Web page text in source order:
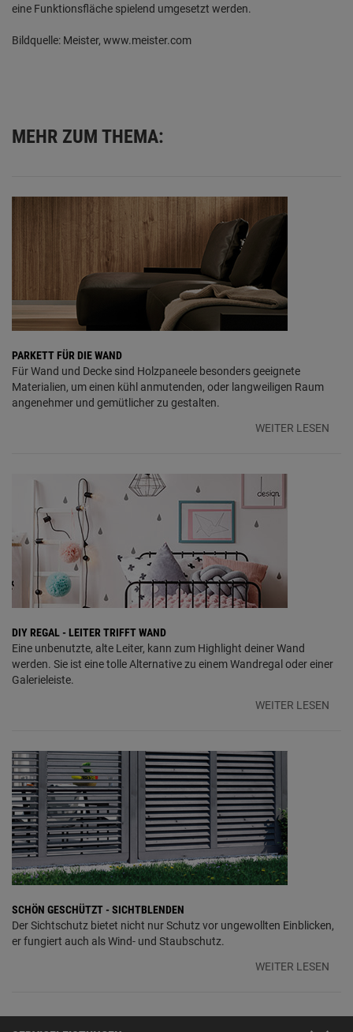
eine Funktionsfläche spielend umgesetzt werden.
Bildquelle: Meister, www.meister.com
MEHR ZUM THEMA:
PARKETT FÜR DIE WAND
Für Wand und Decke sind Holzpaneele besonders geeignete
Materialien, um einen kühl anmutenden, oder langweiligen Raum
angenehmer und gemütlicher zu gestalten.
WEITER LESEN
DIY REGAL - LEITER TRIFFT WAND
Eine unbenutzte, alte Leiter, kann zum Highlight deiner Wand
werden. Sie ist eine tolle Alternative zu einem Wandregal oder einer
Galerieleiste.
WEITER LESEN
SCHÖN GESCHÜTZT - SICHTBLENDEN
Der Sichtschutz bietet nicht nur Schutz vor ungewollten Einblicken,
er fungiert auch als Wind- und Staubschutz.
WEITER LESEN